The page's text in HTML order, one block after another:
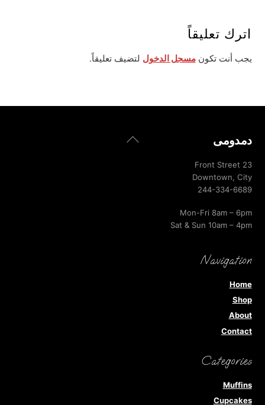
اترك تعليقاً
يجب أنت تكونمسجل الدخول لتضيف تعليقاً.
Back
دمدومى
23 Front Street
Downtown, City
244-334-6689
Mon-Fri 8am – 6pm
Sat & Sun 10am – 4pm
Navigation
Home
Shop
About
Contact
Categories
Muffins
Cupcakes